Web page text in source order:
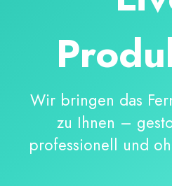
Wir bringen das
zu Ihnen –
professionell und